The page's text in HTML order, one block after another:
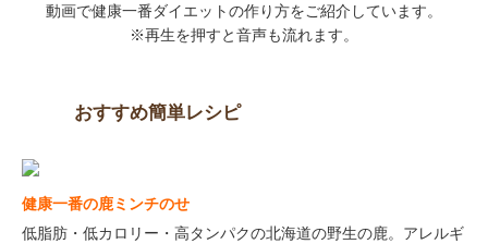
動画で健康一番ダイエットの作り方をご紹介しています。
※再生を押すと音声も流れます。
おすすめ簡単レシピ
健康一番の鹿ミンチのせ
低脂肪・低カロリー・高タンパクの北海道の野生の鹿。アレルギ